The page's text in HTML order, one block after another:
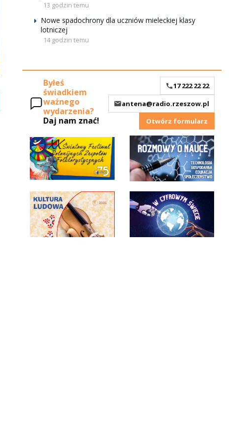
13 godzin temu
Nowe spadochrony dla uczniów mieleckiej klasy
lotniczej
14 godzin temu
Byłeś
świadkiem
ważnego
wydarzenia?
Daj nam znać!
17 222 22 22
antena@radio.rzeszow.pl
Otwórz formularz